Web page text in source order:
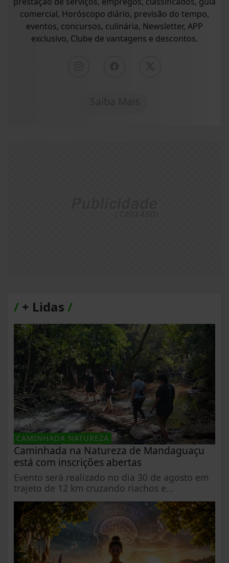
comercial, Horóscopo diário, previsão do tempo,
eventos, concursos, culinária, Newsletter, APP
exclusivo, Clube de vantagens e descontos.
/ + Lidas /
CAMINHADA NATUREZA
Caminhada na Natureza de Mandaguaçu
está com inscrições abertas
Evento será realizado no dia 30 de agosto em
trajeto de 12 km cruzando riachos e...